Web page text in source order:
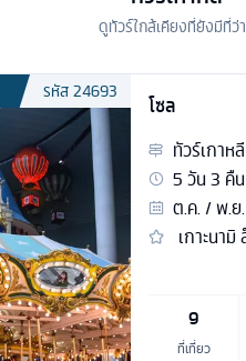
ดูทัวร์ใกล้เคียงที่ยังมีที่ว่
รหัส24693
โซล
ทัวร์เกาหลี
5วัน3 คืน
ต.ค. / พ.ย.
เกาะนา
9
ที่เที่ยว